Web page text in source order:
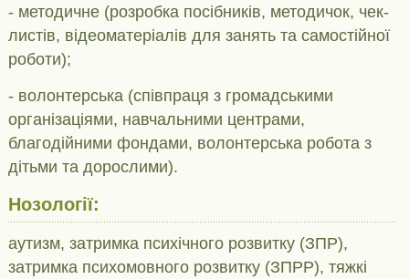
- методичне (розробка посібників, методичок, чек-
листів, відеоматеріалів для занять та самостійної
роботи);
- волонтерська (співпраця з громадськими
організаціями, навчальними центрами,
благодійними фондами, волонтерська робота з
дітьми та дорослими).
Нозології:
аутизм, затримка психічного розвитку (ЗПР),
затримка психомовного розвитку (ЗПРР), тяжкі